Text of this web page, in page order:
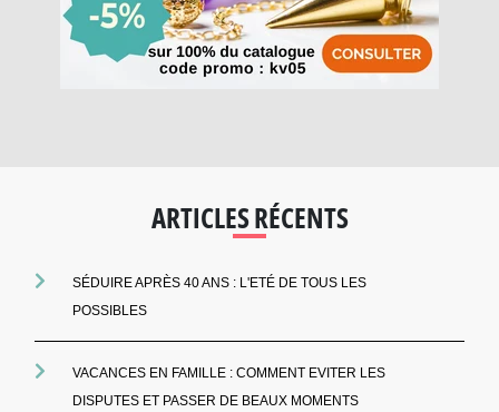
ARTICLES RÉCENTS
SÉDUIRE APRÈS 40 ANS : L'ETÉ DE TOUS LES
POSSIBLES
VACANCES EN FAMILLE : COMMENT EVITER LES
DISPUTES ET PASSER DE BEAUX MOMENTS